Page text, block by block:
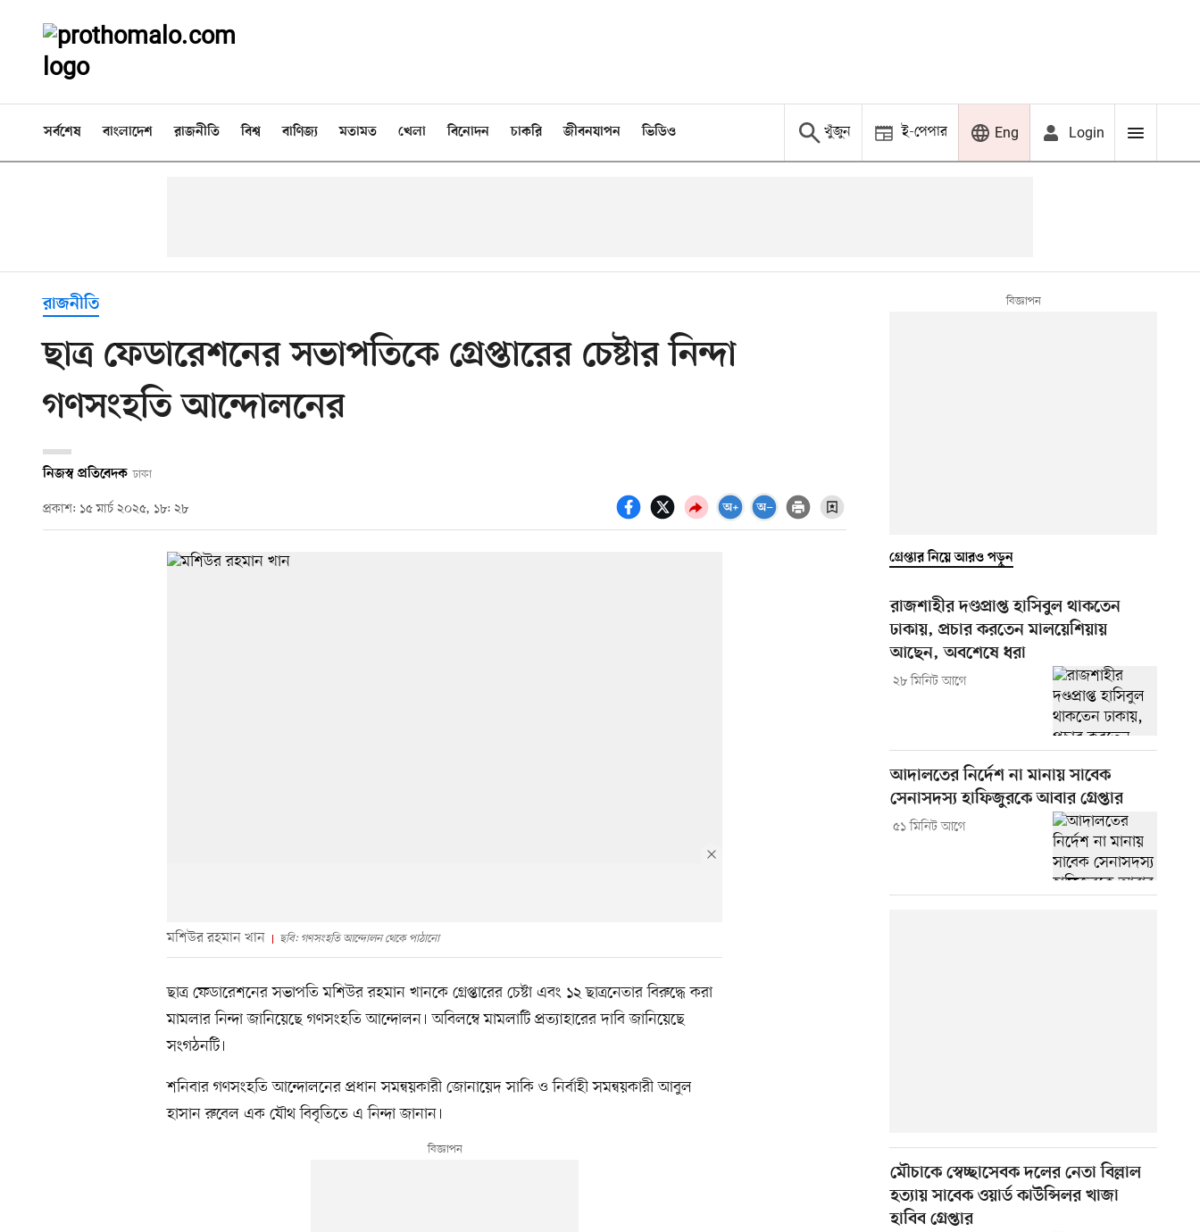
সর্বশেষ বাংলাদেশ রাজনীতি বিশ্ব বাণিজ্য মতামত খেলা বিনোদন চাকরি জীবনযাপন ভিডিও খুঁজুন ই-পেপার Eng Login
রাজনীতি
ছাত্র ফেডারেশনের সভাপতিকে গ্রেপ্তারের চেষ্টার নিন্দা
গণসংহতি আন্দোলনের
নিজস্ব প্রতিবেদক ঢাকা
প্রকাশ: ১৫ মার্চ ২০২৫, ১৮: ২৮
মশিউর রহমান খান ছবি: গণসংহতি আন্দোলন থেকে পাঠানো
ছাত্র ফেডারেশনের সভাপতি মশিউর রহমান খানকে গ্রেপ্তারের চেষ্টা এবং ১২ ছাত্রনেতার বিরুদ্ধে করা
মামলার নিন্দা জানিয়েছে গণসংহতি আন্দোলন। অবিলম্বে মামলাটি প্রত্যাহারের দাবি জানিয়েছে
সংগঠনটি।
শনিবার গণসংহতি আন্দোলনের প্রধান সমন্বয়কারী জোনায়েদ সাকি ও নির্বাহী সমন্বয়কারী আবুল
হাসান রুবেল এক যৌথ বিবৃতিতে এ নিন্দা জানান।
গ্রেপ্তার নিয়ে আরও পড়ুন
রাজশাহীর দণ্ডপ্রাপ্ত হাসিবুল থাকতেন
ঢাকায়, প্রচার করতেন মালয়েশিয়ায়
আছেন, অবশেষে ধরা
২৮ মিনিট আগে
আদালতের নির্দেশ না মানায় সাবেক
সেনাসদস্য হাফিজুরকে আবার গ্রেপ্তার
৫১ মিনিট আগে
মৌচাকে স্বেচ্ছাসেবক দলের নেতা বিল্লাল
হত্যায় সাবেক ওয়ার্ড কাউন্সিলর খাজা
হাবিব গ্রেপ্তার